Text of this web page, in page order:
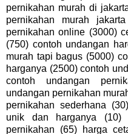
pernikahan murah di
pernikahan murah
pernikahan online (3000)
(750) contoh undangan
murah tapi bagus (5000)
harganya (2500) contoh
contoh undangan
undangan pernikahan
pernikahan sederhana
unik dan harganya (10)
pernikahan (65) harga